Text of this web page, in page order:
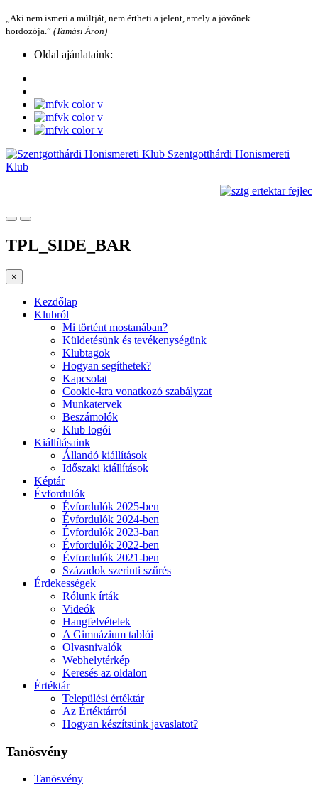
„Aki nem ismeri a múltját, nem értheti a jelent, amely a jövőnek
hordozója.” (Tamási Áron)
Oldal ajánlataink:
Szentgotthárdi Honismereti
Klub
TPL_SIDE_BAR
×
Kezdőlap
Klubról
Mi történt mostanában?
Küldetésünk és tevékenységünk
Klubtagok
Hogyan segíthetek?
Kapcsolat
Cookie-kra vonatkozó szabályzat
Munkatervek
Beszámolók
Klub logói
Kiállításaink
Állandó kiállítások
Időszaki kiállítások
Képtár
Évfordulók
Évfordulók 2025-ben
Évfordulók 2024-ben
Évfordulók 2023-ban
Évfordulók 2022-ben
Évfordulók 2021-ben
Századok szerinti szűrés
Érdekességek
Rólunk írták
Videók
Hangfelvételek
A Gimnázium tablói
Olvasnivalók
Webhelytérkép
Keresés az oldalon
Értéktár
Települési értéktár
Az Értéktárról
Hogyan készítsünk javaslatot?
Tanösvény
Tanösvény